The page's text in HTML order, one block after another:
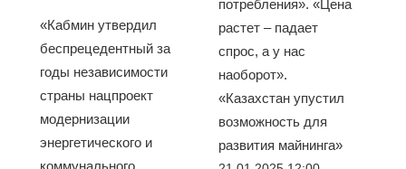
«Кабмин утвердил
беспрецедентный за
годы независимости
страны нацпроект
модернизации
энергетического и
потребления». «Цена
растет – падает
спрос, а у нас
наоборот».
«Казахстан упустил
возможность для
развития майнинга»